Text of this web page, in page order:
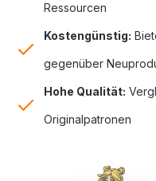
Ressourcen
Kostengünstig:
gegenüber
Hohe Qualität:
Originalpatronen